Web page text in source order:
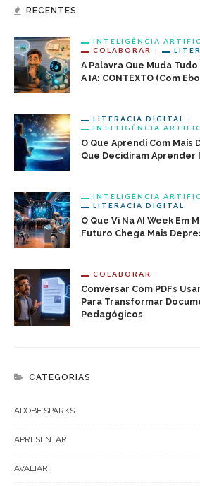
RECENTES
INTELIGÊNCIA
COLABORAR
A Palavra Que Muda
A IA: CONTEXTO (com
LITERACIA DIGITAL
INTELIGÊNCIA
O Que Aprendi Com Mais
Que Decidiram Aprender
INTELIGÊNCIA
LITERACIA DIGITAL
O Que Vi Na AI Week Em
Futuro Chega Mais
COLABORAR
Conversar Com PDFs
Para Transformar
Pedagógicos
CATEGORIAS
ADOBE SPARKS
APRESENTAR
AVALIAR